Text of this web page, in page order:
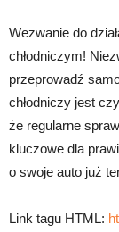
Wezwanie do
chłodniczym!
przeprowadź
chłodniczy jest
że regularne
kluczowe dla
o swoje auto już
Link tagu HTML: